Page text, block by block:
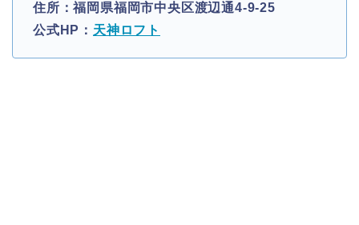
住所：福岡県福岡市中央区渡辺通4-9-25
公式HP： 天神ロフト